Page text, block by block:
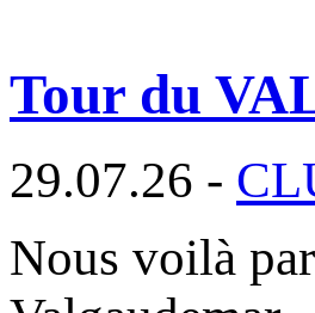
Tour du
29.07.26 -
Nous voilà